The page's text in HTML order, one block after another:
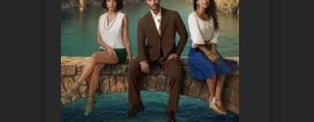
Ты назови